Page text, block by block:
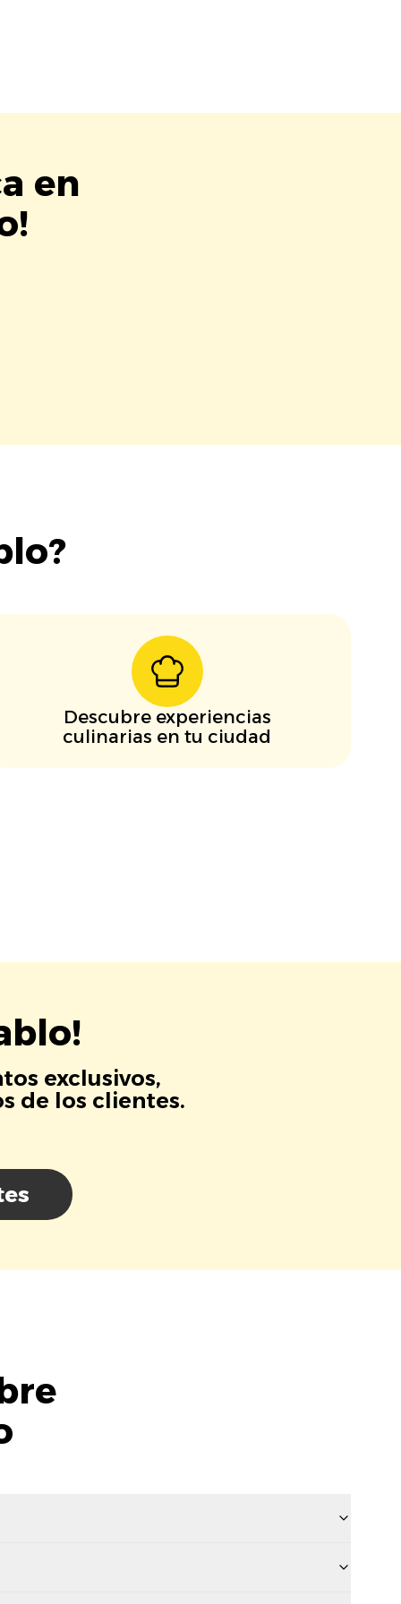
en
Descubre experiencias
culinarias en tu ciudad
exclusivos,
de los clientes.